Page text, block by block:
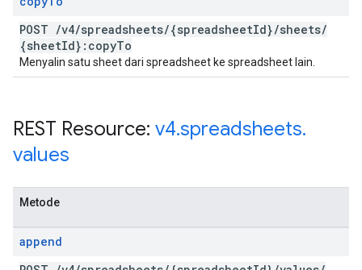
POST /v4/spreadsheets/{spreadsheetId}/sheets/
{sheetId}:copyTo
Menyalin satu sheet dari spreadsheet ke spreadsheet lain.
REST Resource: v4.spreadsheets.
values
Metode
append